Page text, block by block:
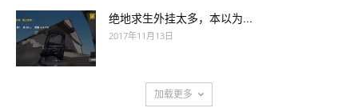
绝地求生外挂太多，本以为...
2017年11月13日
加载更多